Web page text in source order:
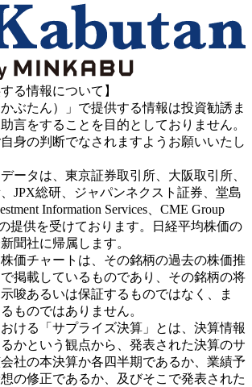
る情報について】
ぶたん）」で提供する情報は投資勧誘ま
言をすることを目的としておりません。
身の判断でなされますようお願いいたし
ータは、東京証券取引所、大阪取引所、
JPX総研、ジャパンネクスト証券、堂島
Information Services、CME Group
提供を受けております。日経平均株価の
聞社に帰属します。
価チャートは、その銘柄の過去の株価推
掲載しているものであり、その銘柄の将
唆あるいは保証するものではなく、ま
ものではありません。
ける「サプライズ決算」とは、決算情報
かという観点から、発表された決算のサ
社の本決算か各四半期であるか、業績予
の修正であるか、及びそこで発表された